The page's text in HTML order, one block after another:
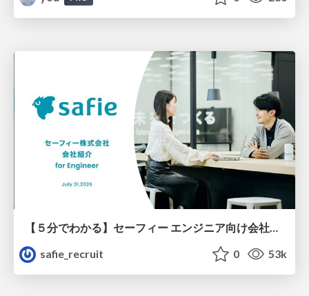
【５分でわかる】セーフィー エンジニア向け会社紹介
safie_recruit
0 53k